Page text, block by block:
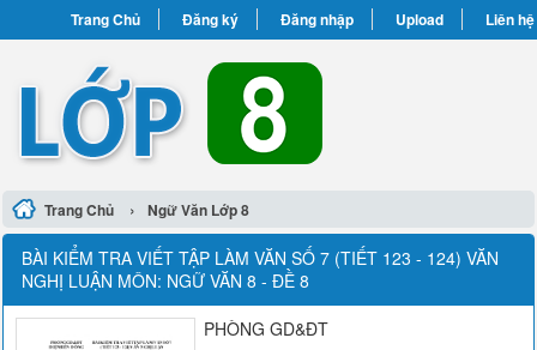
Trang Chủ Đăng ký Đăng nhập Upload Liên hệ
Trang Chủ › Ngữ Văn Lớp 8
BÀI KIỂM TRA VIẾT TẬP LÀM VĂN SỐ 7 (TIẾT 123 - 124) VĂN
NGHỊ LUẬN MÔN: NGỮ VĂN 8 - ĐỀ 8
PHÒNG GD&ĐT